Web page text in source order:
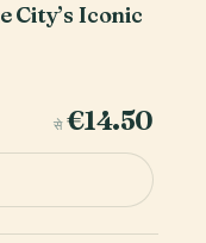
City’s Iconic
से €14.50